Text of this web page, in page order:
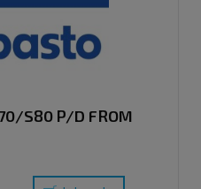
S80 P/D FROM